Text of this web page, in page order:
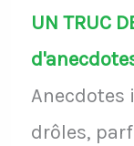
UN TRUC
Anecdotes
drôles,